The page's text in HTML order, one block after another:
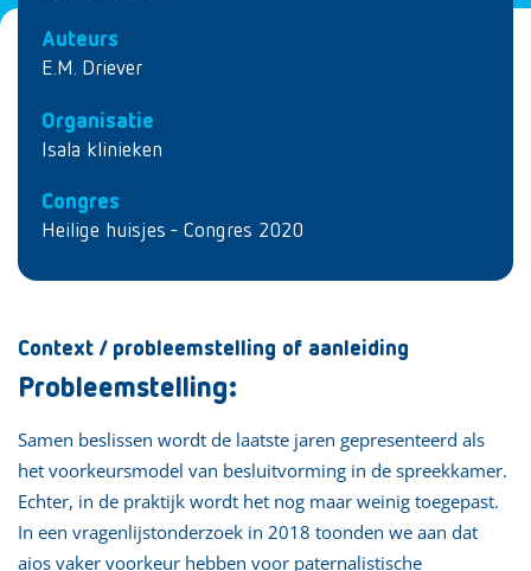
Auteurs
E.M. Driever
Organisatie
Isala klinieken
Congres
Heilige huisjes - Congres 2020
Context / probleemstelling of aanleiding
Probleemstelling:
Samen beslissen wordt de laatste jaren gepresenteerd als
het voorkeursmodel van besluitvorming in de spreekkamer.
Echter, in de praktijk wordt het nog maar weinig toegepast.
In een vragenlijstonderzoek in 2018 toonden we aan dat
aios vaker voorkeur hebben voor paternalistische